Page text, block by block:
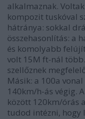
alkalmaznak.
kompozit tuskóval
hátránya: sokkal
összehasonlítás: a
és komolyabb
volt 15M ft-nál
szellőznek
Másik: a 100a
140km/h-ás végig.
között 120km/órás
tudod intézni, hogy